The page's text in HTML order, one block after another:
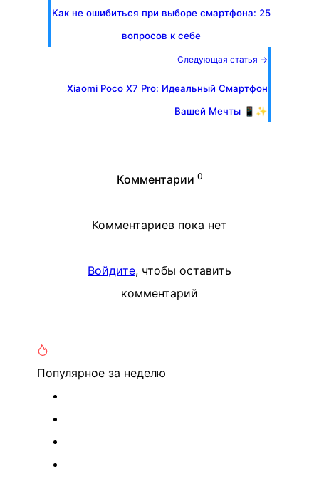
Как не ошибиться при выборе смартфона: 25
вопросов к себе
Следующая статья →
Xiaomi Poco X7 Pro: Идеальный Смартфон
Вашей Мечты 📱✨
Комментарии 0
Комментариев пока нет
Войдите, чтобы оставить
комментарий
Популярное за неделю